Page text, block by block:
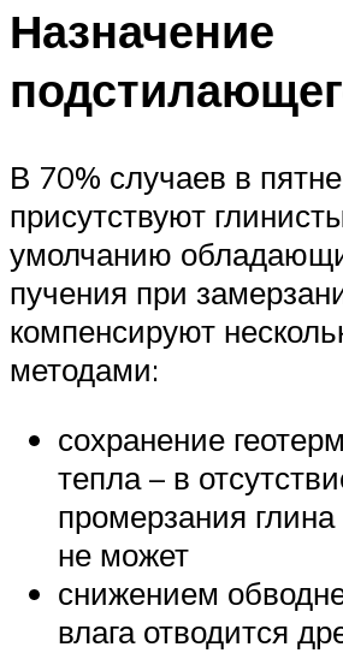
Назначение
В 70% случаев в
присутствуют
умолчанию
пучения при
компенсируют
методами:
сохранение
тепла – в
промерзания глина
не может
снижением
влага отводится